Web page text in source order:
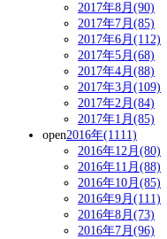
2017年8月(90)
2017年7月(85)
2017年6月(112)
2017年5月(68)
2017年4月(88)
2017年3月(109)
2017年2月(84)
2017年1月(85)
open2016年(1111)
2016年12月(80)
2016年11月(88)
2016年10月(85)
2016年9月(111)
2016年8月(73)
2016年7月(96)